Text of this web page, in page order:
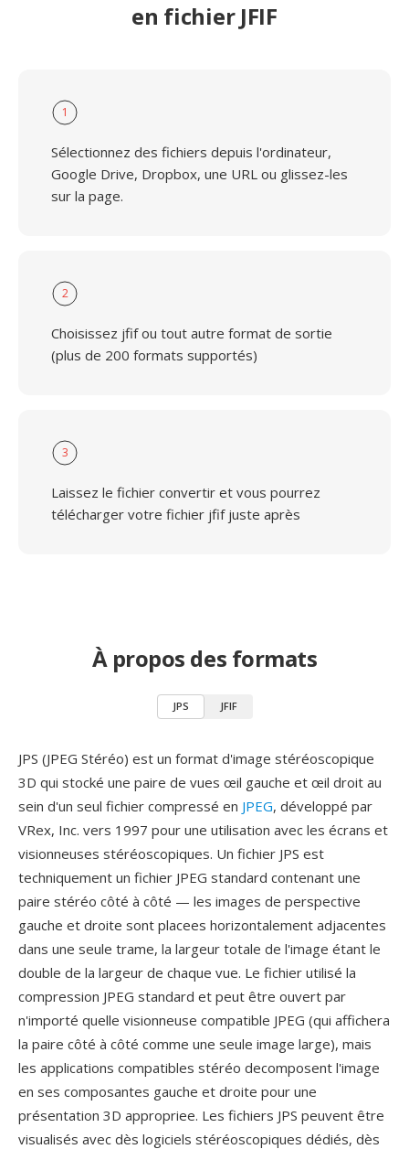
en fichier JFIF
1
Sélectionnez des fichiers depuis l'ordinateur,
Google Drive, Dropbox, une URL ou glissez-les
sur la page.
2
Choisissez jfif ou tout autre format de sortie
(plus de 200 formats supportés)
3
Laissez le fichier convertir et vous pourrez
télécharger votre fichier jfif juste après
À propos des formats
JPS JFIF
JPS (JPEG Stéréo) est un format d'image stéréoscopique
3D qui stocké une paire de vues œil gauche et œil droit au
sein d'un seul fichier compressé en JPEG, développé par
VRex, Inc. vers 1997 pour une utilisation avec les écrans et
visionneuses stéréoscopiques. Un fichier JPS est
techniquement un fichier JPEG standard contenant une
paire stéréo côté à côté — les images de perspective
gauche et droite sont placees horizontalement adjacentes
dans une seule trame, la largeur totale de l'image étant le
double de la largeur de chaque vue. Le fichier utilisé la
compression JPEG standard et peut être ouvert par
n'importé quelle visionneuse compatible JPEG (qui affichera
la paire côté à côté comme une seule image large), mais
les applications compatibles stéréo decomposent l'image
en ses composantes gauche et droite pour une
présentation 3D appropriee. Les fichiers JPS peuvent être
visualisés avec dès logiciels stéréoscopiques dédiés, dès